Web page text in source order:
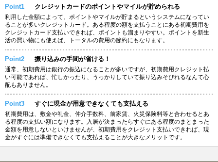
Point1 クレジットカードのポイントやマイルが貯められる
利用した金額によって、ポイントやマイルが貯まるというシステムになってい
ることが多いクレジットカード。ある程度の額を支払うことにある初期費用を
クレジットカード支払いできれば、ポイントも溜まりやすい。ポイントを新生
活の買い物にも使えば、トータルの費用の節約にもなります。
Point2 振り込みの手間が省ける！
通常、初期費用は銀行の振込になることが多いですが、初期費用クレジット払
い可能であれば、忙しかったり、うっかりしていて振り込みそびれるなんて心
配もありません。
Point3 すぐに現金が用意できなくても支払える
初期費用は、敷金や礼金、仲介手数料、前家賃、火災保険料等と合わせるとあ
る程度の支払い額になります。入居が決まったらすぐにある程度のまとまった
金額を用意しないといけませんが、初期費用をクレジット支払いできれば、現
金がすぐには準備できなくても支払えることが大きなメリットです。